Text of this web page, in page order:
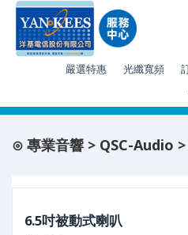
嚴選特惠 光纖寬頻
⊙ 專業音響 > QSC-Audio
6.5吋被動式喇叭